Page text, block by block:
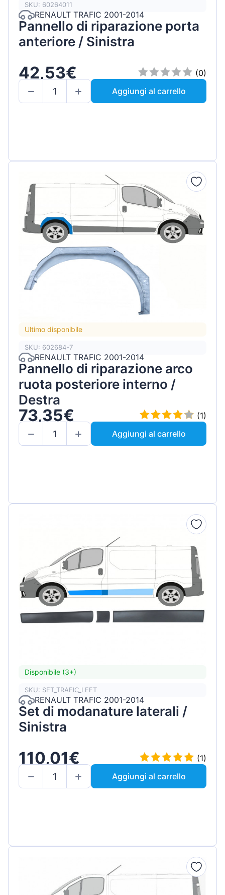
SKU: 60264011
RENAULT TRAFIC 2001-2014
Pannello di riparazione porta
anteriore / Sinistra
42,53€
(0)
Aggiungi al carrello
Ultimo disponibile
SKU: 602684-7
RENAULT TRAFIC 2001-2014
Pannello di riparazione arco
ruota posteriore interno /
Destra
73,35€
(1)
Aggiungi al carrello
Disponibile (3+)
SKU: SET_TRAFIC_LEFT
RENAULT TRAFIC 2001-2014
Set di modanature laterali /
Sinistra
110,01€
(1)
Aggiungi al carrello